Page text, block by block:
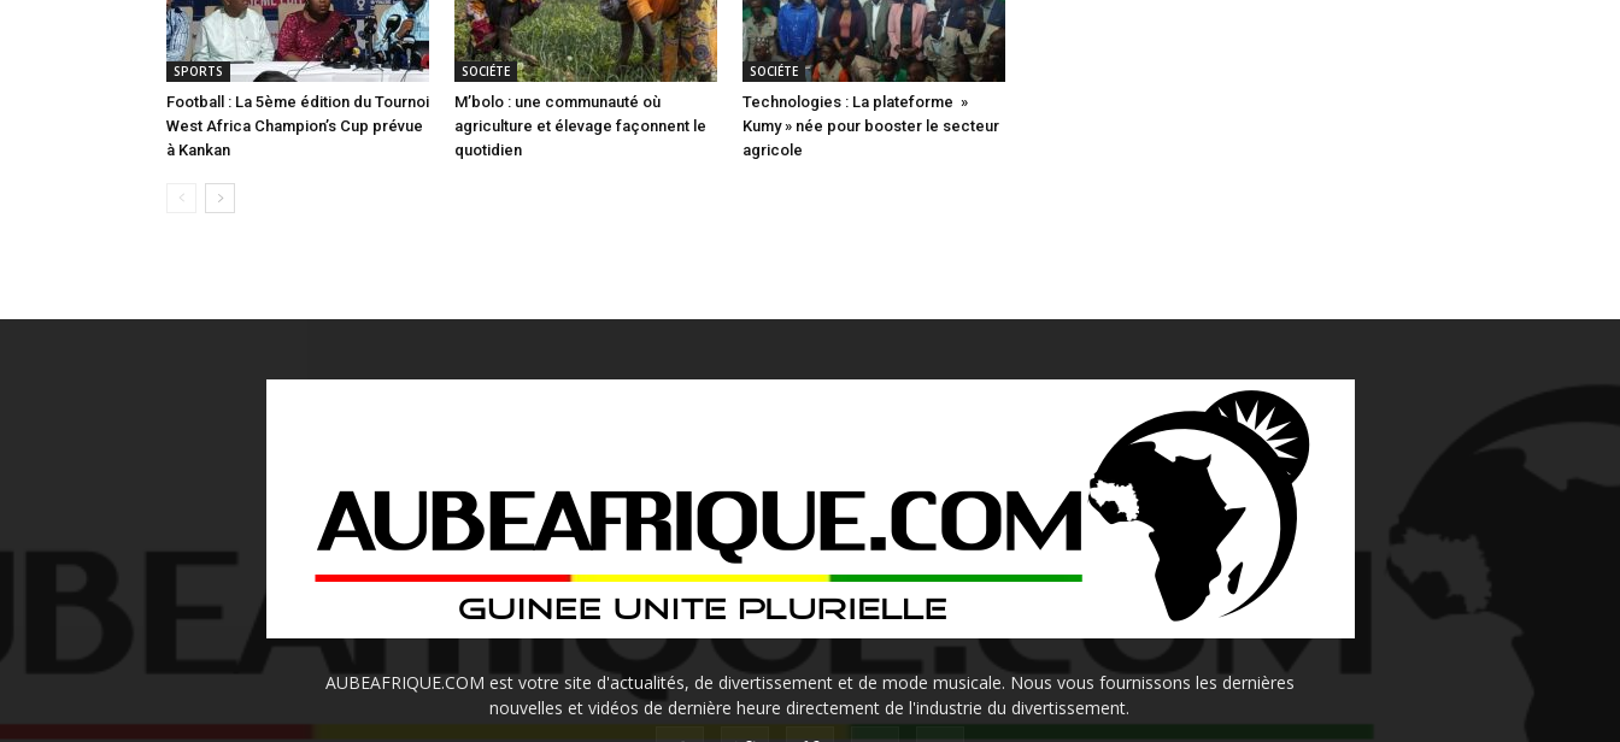
SPORTS
Football : La 5ème édition du Tournoi
West Africa Champion’s Cup prévue
à Kankan
SOCIÉTE
M’bolo : une communauté où
agriculture et élevage façonnent le
quotidien
SOCIÉTE
Technologies : La plateforme »
Kumy » née pour booster le secteur
agricole
AUBEAFRIQUE.COM est votre site d'actualités, de divertissement et de mode musicale. Nous vous fournissons les dernières
nouvelles et vidéos de dernière heure directement de l'industrie du divertissement.